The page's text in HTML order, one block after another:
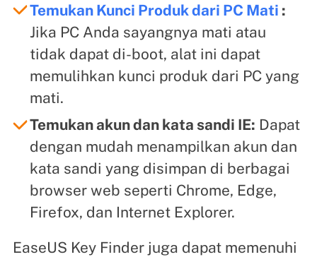
Temukan Kunci Produk dari PC Mati :
Jika PC Anda sayangnya mati atau
tidak dapat di-boot, alat ini dapat
memulihkan kunci produk dari PC yang
mati.
Temukan akun dan kata sandi IE: Dapat
dengan mudah menampilkan akun dan
kata sandi yang disimpan di berbagai
browser web seperti Chrome, Edge,
Firefox, dan Internet Explorer.
EaseUS Key Finder juga dapat memenuhi